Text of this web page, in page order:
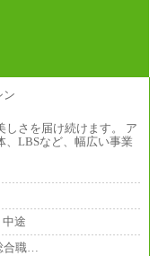
しさを届け続けます。 ア
、LBSなど、幅広い事業
途
合職…